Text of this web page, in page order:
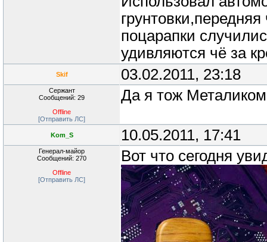
поцарапки
удивляются чё за
Skif 03.02.2011, 23:18
Сержант
Сообщений: 29
Offline
[Отправить ЛС]
Да я тож Металиком
Kom_S 10.05.2011, 17:41
Генерал-майор
Сообщений: 270
Offline
[Отправить ЛС]
Вот что сегодня